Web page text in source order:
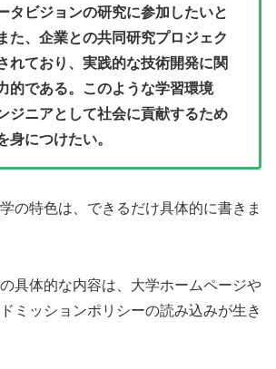
タビジョンの研究に参加したいと
た、企業との共同研究プロジェク
れており、実践的な技術開発に関
的である。このような学習環境
ジニアとして社会に貢献するため
身につけたい。
の特色は、できるだけ具体的に書きま
具体的な内容は、大学ホームページや
ミッションポリシーの読み込みが生き